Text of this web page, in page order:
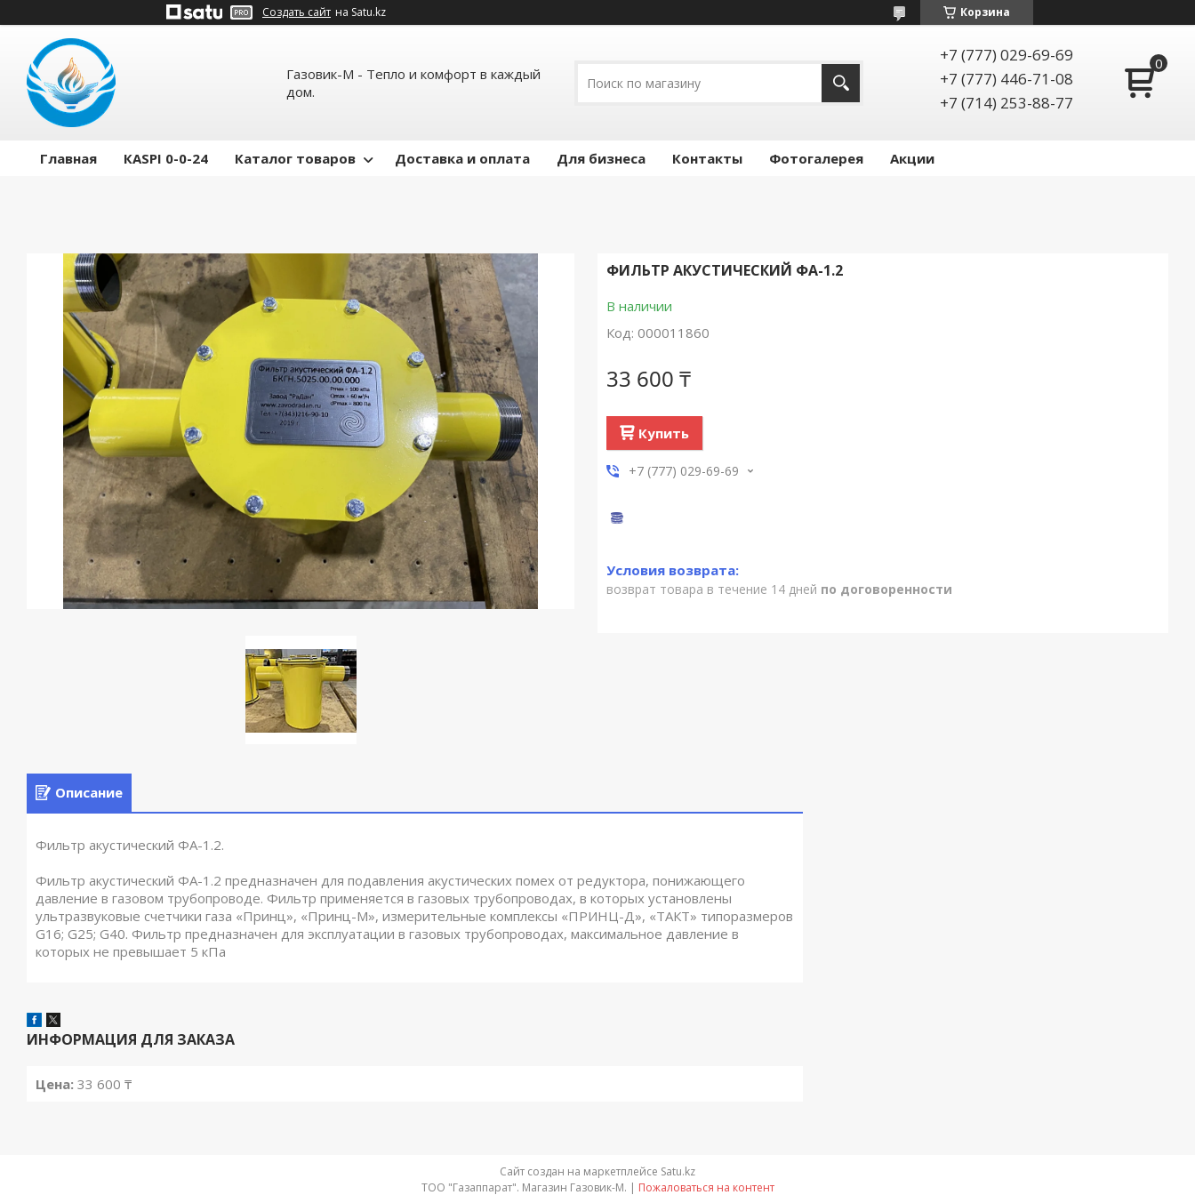
Создать сайт на Satu.kz Корзина
Газовик-М - Тепло и комфорт в каждый
дом.
+7 (777) 029-69-69
+7 (777) 446-71-08
+7 (714) 253-88-77
Главная КASPI 0-0-24 Каталог товаров Доставка и оплата Для бизнеса Контакты Фотогалерея Акции
ФИЛЬТР АКУСТИЧЕСКИЙ ФА-1.2
В наличии
Код: 000011860
33 600 ₸
Купить
+7 (777) 029-69-69
возврат товара в течение 14 дней по договоренности
Описание
Фильтр акустический ФА-1.2.
Фильтр акустический ФА-1.2 предназначен для подавления акустических помех от редуктора, понижающего
давление в газовом трубопроводе. Фильтр применяется в газовых трубопроводах, в которых установлены
ультразвуковые счетчики газа «Принц», «Принц-М», измерительные комплексы «ПРИНЦ-Д», «ТАКТ» типоразмеров
G16; G25; G40. Фильтр предназначен для эксплуатации в газовых трубопроводах, максимальное давление в
которых не превышает 5 кПа
ИНФОРМАЦИЯ ДЛЯ ЗАКАЗА
Цена: 33 600 ₸
Сайт создан на маркетплейсе Satu.kz
ТОО "Газаппарат". Магазин Газовик-М. | Пожаловаться на контент